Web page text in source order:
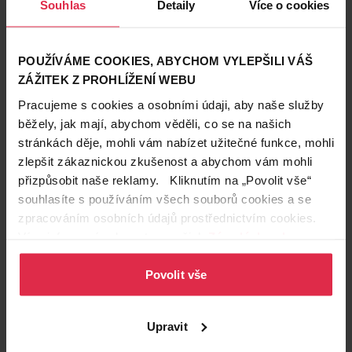
Souhlas Detaily Více o cookies
POUŽÍVÁME COOKIES, ABYCHOM VYLEPŠILI VÁŠ
ZÁŽITEK Z PROHLÍŽENÍ WEBU
Pracujeme s cookies a osobními údaji, aby naše služby
běžely, jak mají, abychom věděli, co se na našich
stránkách děje, mohli vám nabízet užitečné funkce, mohli
zlepšit zákaznickou zkušenost a abychom vám mohli
přizpůsobit naše reklamy. Kliknutím na „Povolit vše“
souhlasíte s používáním všech souborů cookies a se
zpracováním osobních údajů prostřednictvím cookies.
osobních údajů.
Povolit vše
Upravit
Krásné vlasy
30. 5. 2024
Drdol udělá v létě parádu i službu
Drdol je univerzální účes, který můžete vynést do školy a
práce, ale i na ples nebo svatbu. Prakticky jakékoliv svázání
vlasů se dá nazvat drdolem, a proto je jeho verzí a podob
nespočet. Jelikož ale přichází léto a s ním i horké počasí, při
představíme vám několik variant ledabylých drdolů, se
účesy vlasový styling